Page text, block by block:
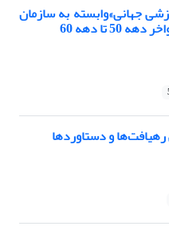
جهانی»وابسته به سازمان
تا دهه 60
و دستاوردها